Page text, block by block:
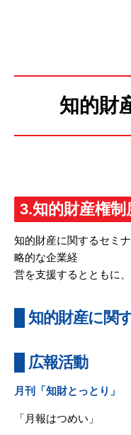
知的財
3.知的財産権制
知的財産に関するセミ
略的な企業経
営を支援するとともに
知的財産に関
広報活動
月刊「知財とっとり」
「月報はつめい」